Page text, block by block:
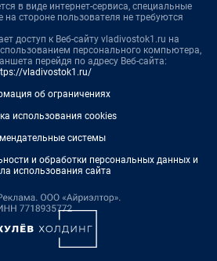
в виде интернет-сервиса, специальные
на стороне пользователя не требуются
доступ к Веб-сайту vladivostok1.ru на
персонального компьютера,
перейдя по адресу Веб-сайта:
vladivostok1.ru/
об ограничениях
использования cookies
системы
и обработки персональных данных и
использования сайта